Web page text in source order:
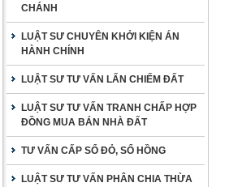
CHÁNH
LUẬT SƯ CHUYÊN KHỞI KIỆN ÁN
HÀNH CHÍNH
LUẬT SƯ TƯ VẤN LẤN CHIẾM ĐẤT
LUẬT SƯ TƯ VẤN TRANH CHẤP HỢP
ĐỒNG MUA BÁN NHÀ ĐẤT
TƯ VẤN CẤP SỔ ĐỎ, SỔ HỒNG
LUẬT SƯ TƯ VẤN PHÂN CHIA THỪA